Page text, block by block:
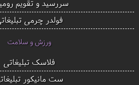
سررسید و تقویم
فولدر چرمی
ورزش و سلامت
فلاسک تبلیغاتی
ست مانیکور